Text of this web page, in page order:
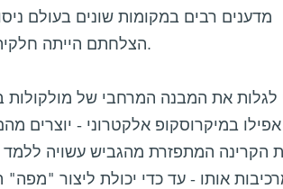
מדענים רבים במקומות שונים בעולם
הצלחתם הייתה חלקית מאחר שהמבנה המרחבי של הריבוזום לא היה ידוע.
לגלות את המבנה המרחבי של מולקולות
אפילו במיקרוסקופ אלקטרוני - יוצרים
אותו - עד כדי יכולת ליצור